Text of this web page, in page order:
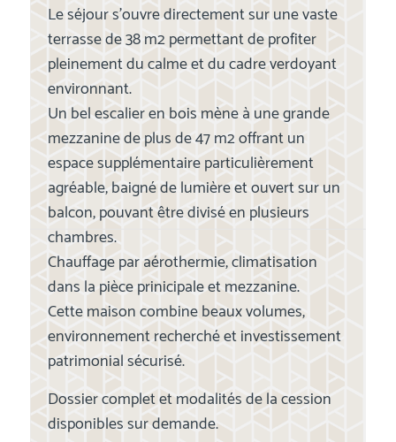
Le séjour s’ouvre directement sur une vaste
terrasse de 38 m2 permettant de profiter
pleinement du calme et du cadre verdoyant
environnant.
Un bel escalier en bois mène à une grande
mezzanine de plus de 47 m2 offrant un
espace supplémentaire particulièrement
agréable, baigné de lumière et ouvert sur un
balcon, pouvant être divisé en plusieurs
chambres.
Chauffage par aérothermie, climatisation
dans la pièce prinicipale et mezzanine.
Cette maison combine beaux volumes,
environnement recherché et investissement
patrimonial sécurisé.
Dossier complet et modalités de la cession
disponibles sur demande.